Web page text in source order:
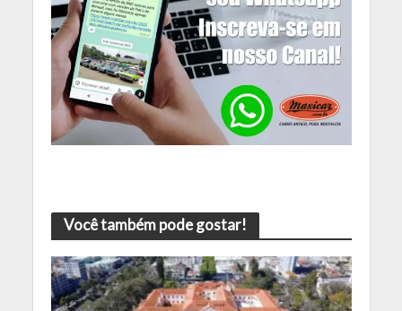
Você também pode gostar!